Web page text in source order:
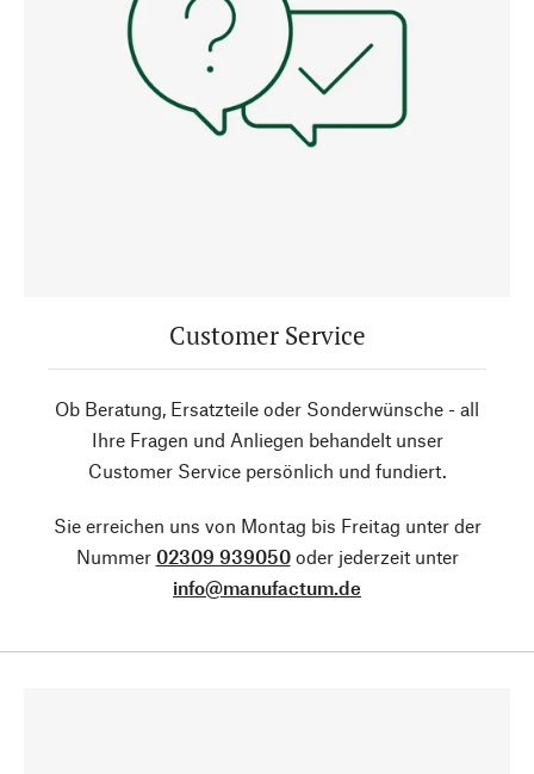
Customer Service
Ob Beratung, Ersatzteile oder Sonderwünsche - all
Ihre Fragen und Anliegen behandelt unser
Customer Service persönlich und fundiert.
Sie erreichen uns von Montag bis Freitag unter der
Nummer 02309 939050oder jederzeit unter
info@manufactum.de